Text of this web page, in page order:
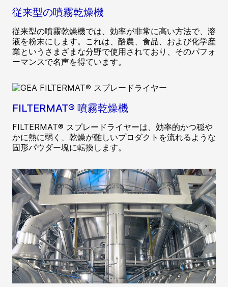
従来型の噴霧乾燥機
従来型の噴霧乾燥機では、効率が非常に高い方法で、溶
液を粉末にします。これは、酪農、食品、および化学産
業というさまざまな分野で使用されており、そのパフォ
ーマンスで名声を得ています。
FILTERMAT® 噴霧乾燥機
FILTERMAT® スプレードライヤーは、効率的かつ穏や
かに熱に弱く、乾燥が難しいプロダクトを流れるような
固形パウダー塊に転換します。